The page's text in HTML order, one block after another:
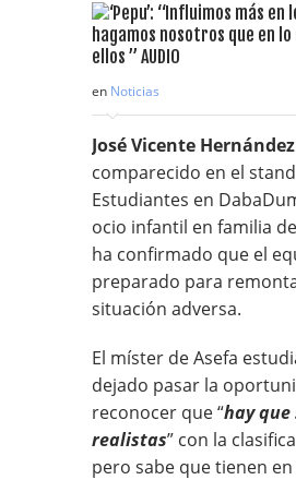
en Noticias
José Vicente Hernández
comparecido en el
Estudiantes en
ocio infantil en familia
ha confirmado que el
preparado para
situación adversa.
El míster de Asefa
dejado pasar la
reconocer que “hay que
realistas” con la
pero sabe que tienen